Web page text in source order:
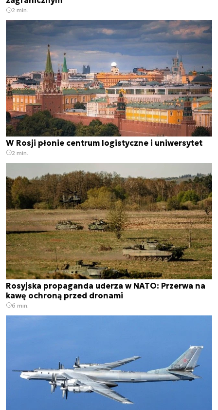
2 min.
W Rosji płonie centrum logistyczne i uniwersytet
2 min.
Rosyjska propaganda uderza w NATO: Przerwa na
kawę ochroną przed dronami
6 min.